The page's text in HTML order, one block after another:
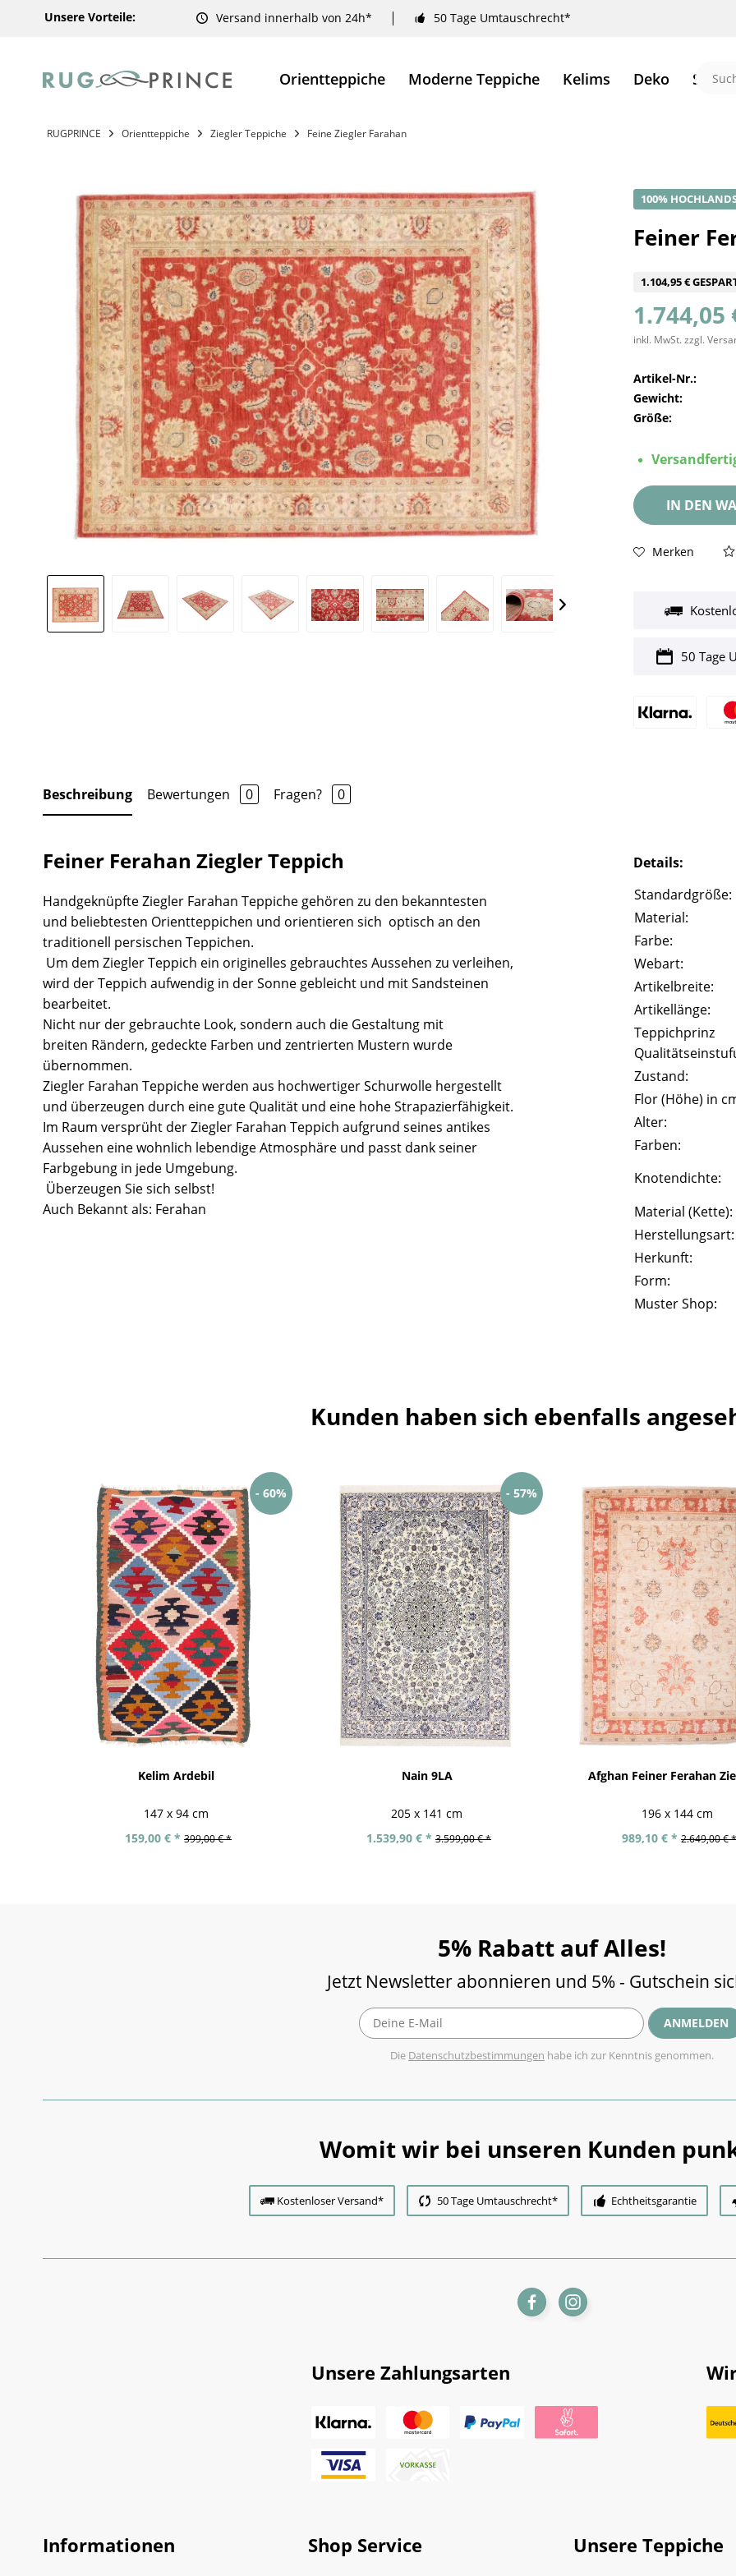
Unsere Vorteile: Versand innerhalb von 24h* 50 Tage Umtauschrecht*
Orientteppiche Moderne Teppiche Kelims Deko Sale
RUGPRINCE Orientteppiche Ziegler Teppiche Feine Ziegler Farahan
100%
Feiner
1.104,95 €
1.744,05
inkl. MwSt.zzgl.
Artikel-Nr.:
Gewicht:
Größe:
IN DEN
Merken
50 Tage
Beschreibung Bewertungen 0 Fragen? 0
Feiner Ferahan Ziegler Teppich
Handgeknüpfte Ziegler Farahan Teppiche gehören zu den bekanntesten
und beliebtesten Orientteppichen und orientieren sich optisch an den
traditionell persischen Teppichen.
Um dem Ziegler Teppich ein originelles gebrauchtes Aussehen zu verleihen,
wird der Teppich aufwendig in der Sonne gebleicht und mit Sandsteinen
bearbeitet.
Nicht nur der gebrauchte Look, sondern auch die Gestaltung mit
breiten Rändern, gedeckte Farben und zentrierten Mustern wurde
übernommen.
Ziegler Farahan Teppiche werden aus hochwertiger Schurwolle hergestellt
und überzeugen durch eine gute Qualität und eine hohe Strapazierfähigkeit.
Im Raum versprüht der Ziegler Farahan Teppich aufgrund seines antikes
Aussehen eine wohnlich lebendige Atmosphäre und passt dank seiner
Farbgebung in jede Umgebung.
Überzeugen Sie sich selbst!
Auch Bekannt als: Ferahan
Details:
Standardgröße:
Material:
Farbe:
Webart:
Artikelbreite:
Artikellänge:
Teppichprinz
Zustand:
Flor (Höhe) in
Alter:
Farben:
Knotendichte:
Material (Kette):
Herstellungsart:
Herkunft:
Form:
Muster Shop:
Kunden haben sich ebenfalls
- 60%
Kelim Ardebil
147 x 94 cm
159,00 € * 399,00 € *
- 57%
Nain 9LA
205 x 141 cm
1.539,90 € * 3.599,00 € *
Afghan Feiner Ferahan
196 x 144 cm
989,10 € * 2.649,00 € *
5% Rabatt auf Alles!
Jetzt Newsletter abonnieren und 5% - Gutschein
ANMELDEN
Die Datenschutzbestimmungen habe ich zur Kenntnis genommen.
Womit wir bei unseren Kunden
Kostenloser Versand* 50 Tage Umtauschrecht* Echtheitsgarantie
Unsere Zahlungsarten
Informationen Shop Service Unsere Teppiche